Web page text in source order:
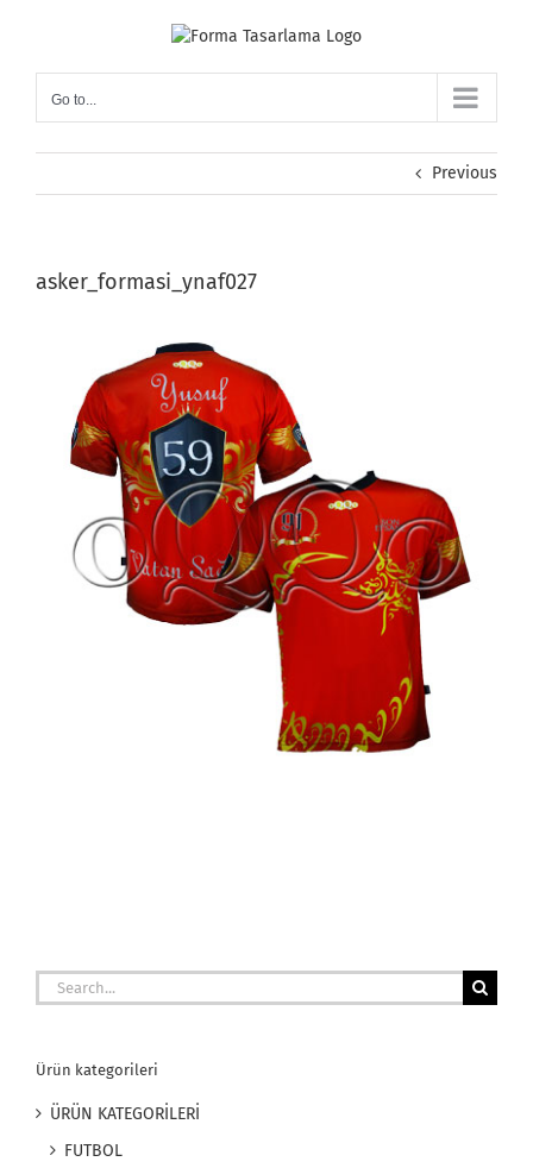
Go to...
Previous
asker_formasi_ynaf027
Search
for:
Ürün kategorileri
ÜRÜN KATEGORİLERİ
FUTBOL